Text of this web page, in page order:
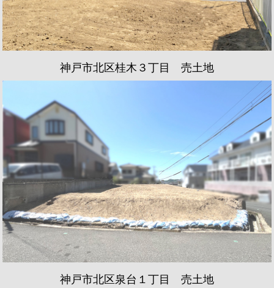
神戸市北区桂木３丁目 売土地
神戸市北区泉台１丁目 売土地